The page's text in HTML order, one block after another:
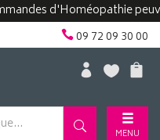
d'Homéopathie
09 72 09 30 00
MENU